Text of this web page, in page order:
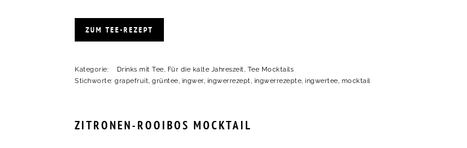
ZUM TEE-REZEPT
Kategorie: Drinks mit Tee, Für die kalte Jahreszeit, Tee Mocktails
Stichworte: grapefruit, grüntee, ingwer, ingwerrezept, ingwerrezepte, ingwertee, mocktail
ZITRONEN-ROOIBOS MOCKTAIL